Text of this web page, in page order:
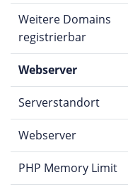
Weitere Domains
registrierbar
Webserver
Serverstandort
Webserver
PHP Memory Limit